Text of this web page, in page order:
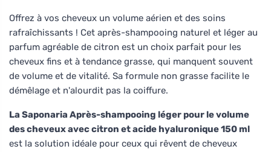
Offrez à vos cheveux un volume aérien et des soins
rafraîchissants ! Cet après-shampooing naturel et léger au
parfum agréable de citron est un choix parfait pour les
cheveux fins et à tendance grasse, qui manquent souvent
de volume et de vitalité. Sa formule non grasse facilite le
démêlage et n'alourdit pas la coiffure.
La Saponaria Après-shampooing léger pour le volume
des cheveux avec citron et acide hyaluronique 150 ml
est la solution idéale pour ceux qui rêvent de cheveux